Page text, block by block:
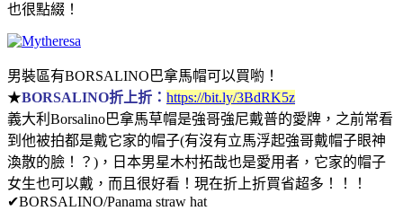
也很點綴！
男裝區有BORSALINO巴拿馬帽可以買喲！
★BORSALINO折上折： https://bit.ly/3BdRK5z
義大利Borsalino巴拿馬草帽是強哥強尼戴普的愛牌，之前常看
到他被拍都是戴它家的帽子(有沒有立馬浮起強哥戴帽子眼神
渙散的臉！？)，日本男星木村拓哉也是愛用者，它家的帽子
女生也可以戴，而且很好看！現在折上折買省超多！！！
✔BORSALINO/Panama straw hat